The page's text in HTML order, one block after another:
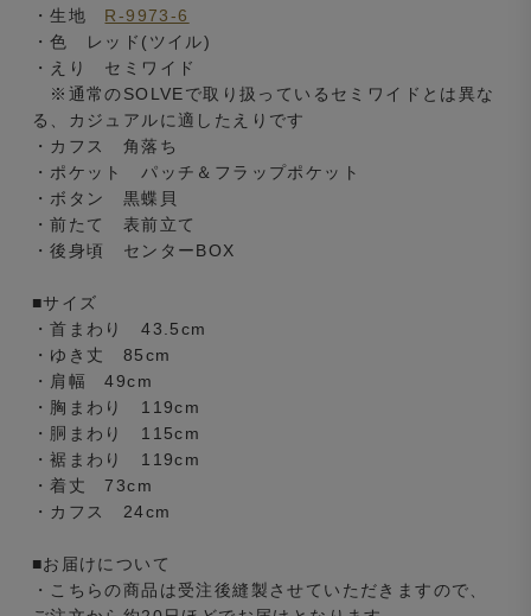
・生地 R-9973-6
・色 レッド(ツイル)
・えり セミワイド
※通常のSOLVEで取り扱っているセミワイドとは異な
る、カジュアルに適したえりです
・カフス 角落ち
・ポケット パッチ＆フラップポケット
・ボタン 黒蝶貝
・前たて 表前立て
・後身頃 センターBOX
■サイズ
・首まわり 43.5cm
・ゆき丈 85cm
・肩幅 49cm
・胸まわり 119cm
・胴まわり 115cm
・裾まわり 119cm
・着丈 73cm
・カフス 24cm
■お届けについて
・こちらの商品は受注後縫製させていただきますので、